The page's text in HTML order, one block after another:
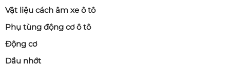
Vật liệu cách âm xe ô tô
Phụ tùng động cơ ô tô
Động cơ
Dầu nhớt